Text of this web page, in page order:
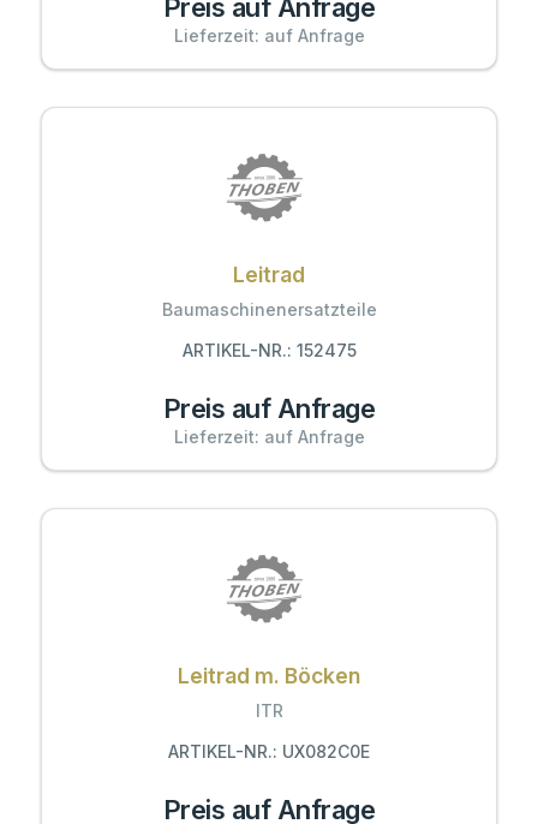
Preis auf Anfrage
Lieferzeit: auf Anfrage
Leitrad
Baumaschinenersatzteile
ARTIKEL-NR.: 152475
Preis auf Anfrage
Lieferzeit: auf Anfrage
Leitrad m. Böcken
ITR
ARTIKEL-NR.: UX082C0E
Preis auf Anfrage